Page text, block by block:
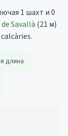
1 шахт и 0
Savallà (21 м)
длина